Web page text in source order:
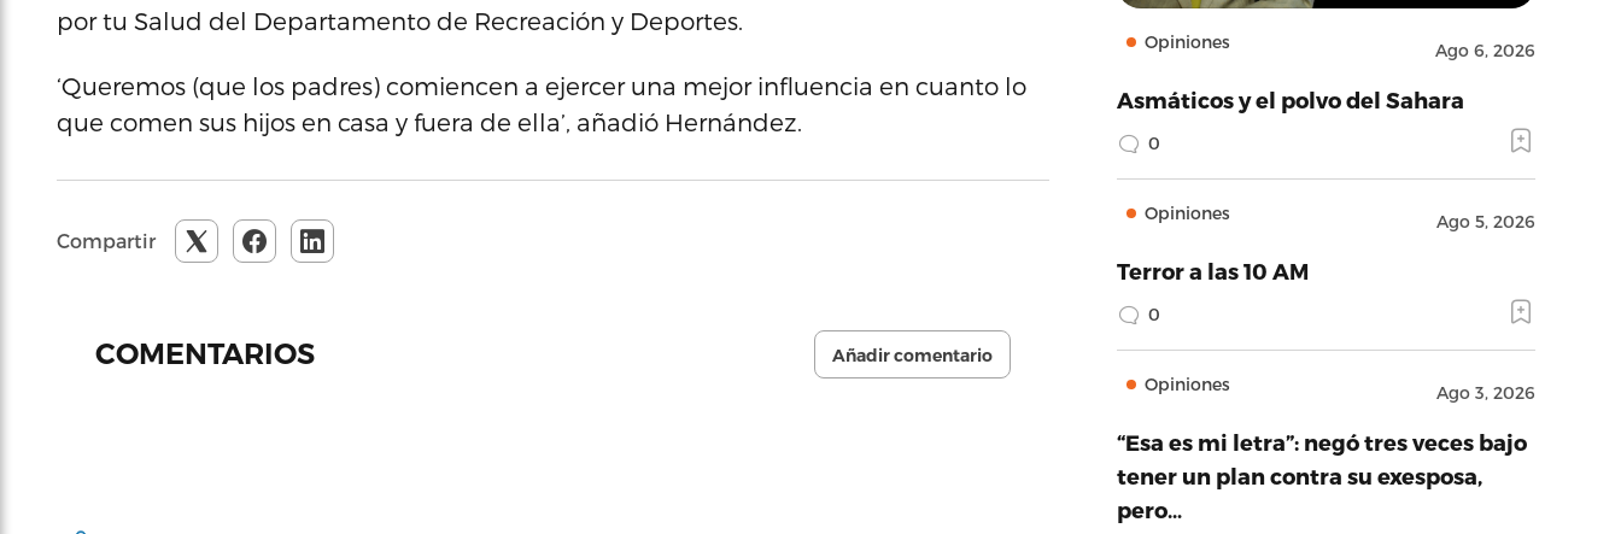
por tu Salud del Departamento de Recreación y Deportes.
‘Queremos (que los padres) comiencen a ejercer una mejor influencia en cuanto lo
que comen sus hijos en casa y fuera de ella’, añadió Hernández.
Compartir
COMENTARIOS Añadir comentario
Opiniones Ago 6, 2026
Asmáticos y el polvo del Sahara
0
Opiniones Ago 5, 2026
Terror a las 10 AM
0
Opiniones Ago 3, 2026
“Esa es mi letra”: negó tres veces bajo
tener un plan contra su exesposa,
pero…